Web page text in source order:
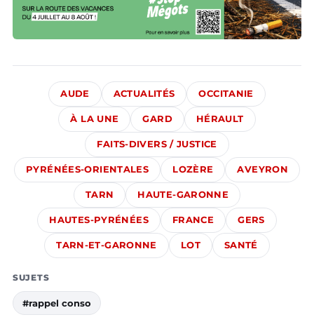
AUDE ACTUALITÉS OCCITANIE
À LA UNE GARD HÉRAULT
FAITS-DIVERS / JUSTICE
PYRÉNÉES-ORIENTALES LOZÈRE AVEYRON
TARN HAUTE-GARONNE
HAUTES-PYRÉNÉES FRANCE GERS
TARN-ET-GARONNE LOT SANTÉ
SUJETS
#rappel conso